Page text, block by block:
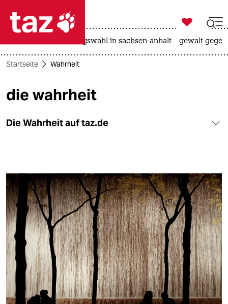
 taz zahl ich
themen
kultur
sport
berlin
nord
wahrheit
verlag

taz zahl ich
landtagswahl in sachsen-anhalt gewalt
Startseite Wahrheit
die wahrheit
Die Wahrheit auf taz.de